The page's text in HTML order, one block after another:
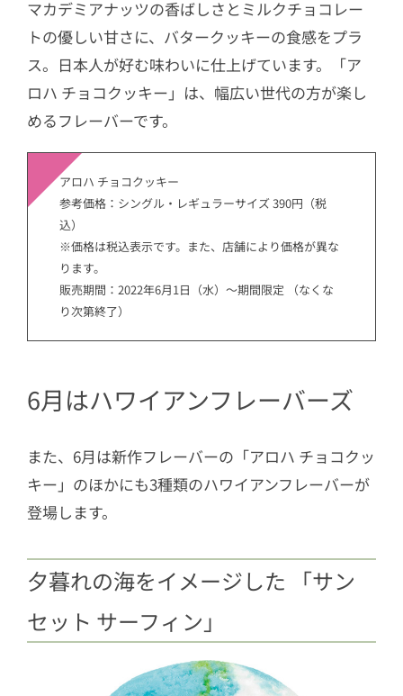
マカデミアナッツの香ばしさとミルクチョコレー
トの優しい甘さに、バタークッキーの食感をプラ
ス。日本人が好む味わいに仕上げています。「ア
ロハ チョコクッキー」は、幅広い世代の方が楽し
めるフレーバーです。
アロハ チョコクッキー
参考価格：シングル・レギュラーサイズ 390円（税
込）
※価格は税込表示です。また、店舗により価格が異な
ります。
販売期間：2022年6月1日（水）～期間限定 （なくな
り次第終了）
6月はハワイアンフレーバーズ
また、6月は新作フレーバーの「アロハ チョコクッ
キー」のほかにも3種類のハワイアンフレーバーが
登場します。
夕暮れの海をイメージした 「サン
セット サーフィン」